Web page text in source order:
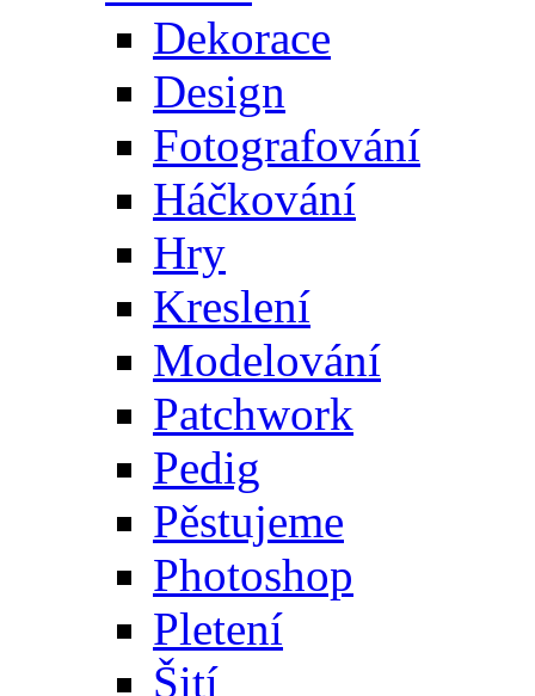
Dekorace
Design
Fotografování
Háčkování
Hry
Kreslení
Modelování
Patchwork
Pedig
Pěstujeme
Photoshop
Pletení
Šití